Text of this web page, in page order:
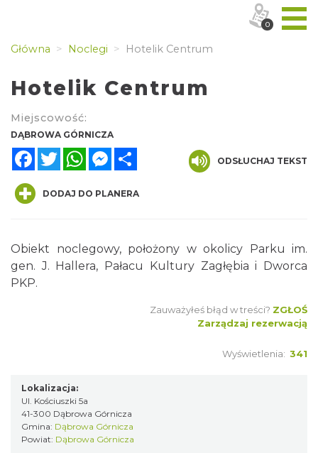
Główna Noclegi Hotelik Centrum
Hotelik Centrum
Miejscowość:
DĄBROWA GÓRNICZA
FacebookTwitterWhatsAppMessenger
ODSŁUCHAJ TEKST
DODAJ DO PLANERA
Obiekt noclegowy, położony w okolicy Parku im.
gen. J. Hallera, Pałacu Kultury Zagłębia i Dworca
PKP.
Zauważyłeś błąd w treści? ZGŁOŚ
Zarządzaj rezerwacją
Wyświetlenia: 341
Lokalizacja:
Ul. Kościuszki 5a
41-300 Dąbrowa Górnicza
Gmina: Dąbrowa Górnicza
Powiat: Dąbrowa Górnicza
0